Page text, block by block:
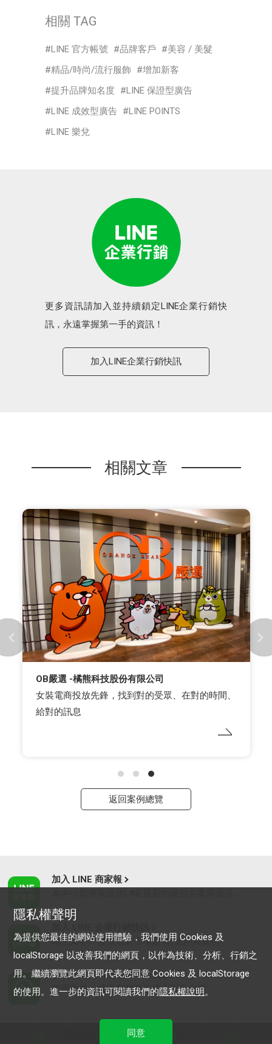
相關 TAG
LINE 官方帳號 品牌客戶
美容 / 美髮
精品/時尚/流行服飾
增加新客
提升品牌知名度
LINE 保證型廣告
LINE 成效型廣告
LINE POINTS
LINE 樂兌
更多資訊請加入並持續鎖定LINE企業行銷快
訊，永遠掌握第一手的資訊！
加入LINE企業行銷快訊
相關文章
OB嚴選 -橘熊科技股份有限公司
女裝電商投放先鋒，找到對的受眾、在對的時間、
給對的訊息
返回案例總覽
加入 LINE 商家報
為企業客戶提供最新市場趨勢, 應用與案例
LINE Biz-Solutions YouTube
實用教學、成功案例等多樣化影音內容
服務條款
隱私權聲明
為提供您最佳的網站使用體驗，我們使用 Cookies 及
localStorage 以改善我們的網頁，以作為技術、分析、行銷之
用。繼續瀏覽此網頁即代表您同意 Cookies 及 localStorage
的使用。進一步的資訊可閱讀我們的隱私權說明。
同意